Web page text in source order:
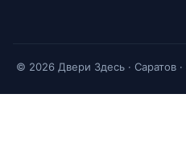
© 2026 Двери Здесь · Саратов ·